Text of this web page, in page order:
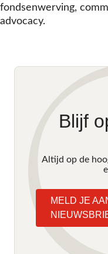
fondsenwerving,
advocacy.
Blijf
Altijd op de
MELD JE